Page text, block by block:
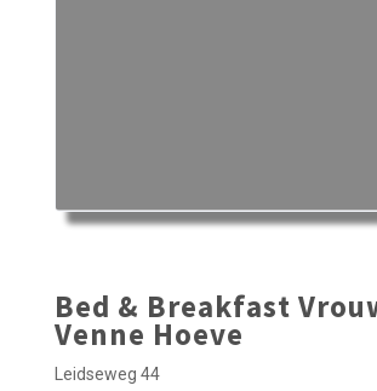
Bed & Breakfast
Venne Hoeve
Leidseweg 44